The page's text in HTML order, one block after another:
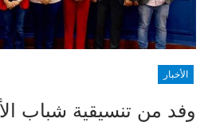
الأخبار
وفد من تنسيقية شباب